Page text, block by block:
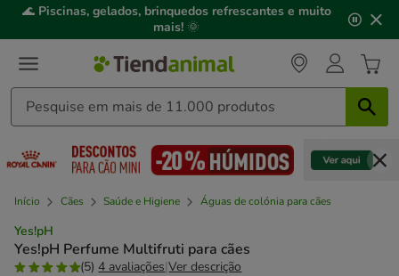
3,
mensagem,
🌊 Piscinas, gelados, brinquedos refrescantes e muito
mais! 🌞
Início Cães Saúde e Higiene Águas de colónia para cães
Yes!pH
Yes!pH Perfume Multifruti para cães
(5) 4 avaliações|Ver descrição